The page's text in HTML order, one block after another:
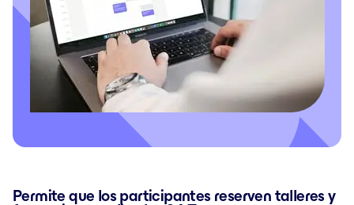
Permite que los participantes reserven talleres y